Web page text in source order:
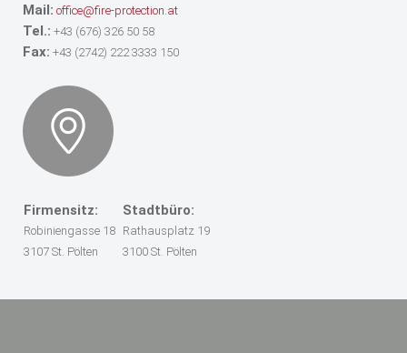
Mail: office@fire-protection.at
Tel.: +43 (676) 326 50 58
Fax: +43 (2742) 222 3333 150
Firmensitz:
Robiniengasse 18
3107 St. Pölten
Stadtbüro:
Rathausplatz 19
3100 St. Pölten